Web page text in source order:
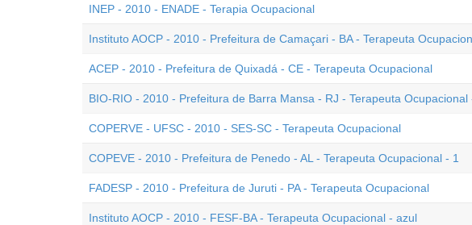
INEP - 2010 - ENADE - Terapia Ocupacional
Instituto AOCP - 2010 - Prefeitura de Camaçari - BA - Terapeuta
ACEP - 2010 - Prefeitura de Quixadá - CE - Terapeuta Ocupacional
BIO-RIO - 2010 - Prefeitura de Barra Mansa - RJ - Terapeuta Ocupacional
COPERVE - UFSC - 2010 - SES-SC - Terapeuta Ocupacional
COPEVE - 2010 - Prefeitura de Penedo - AL - Terapeuta Ocupacional - 1
FADESP - 2010 - Prefeitura de Juruti - PA - Terapeuta Ocupacional
Instituto AOCP - 2010 - FESF-BA - Terapeuta Ocupacional - azul